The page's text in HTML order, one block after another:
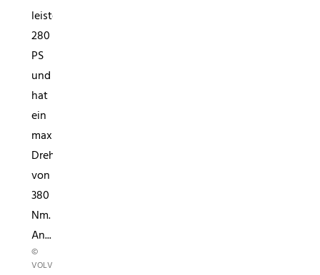
leistet
280
PS
und
hat
ein
maximales
Drehmoment
von
380
Nm.
An...
©
VOLVO